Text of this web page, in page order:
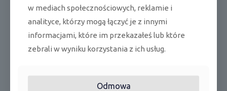
Możliwość podłączenia pilota
przewodowego
Tak
Styk On/Off Tak
Opcjonalnie (SWC-02C
w mediach społecznościowych, reklamie i
analityce, którzy mogą łączyć je z innymi
informacjami, które im przekazałeś lub które
zebrali w wyniku korzystania z ich usług.
Odmowa